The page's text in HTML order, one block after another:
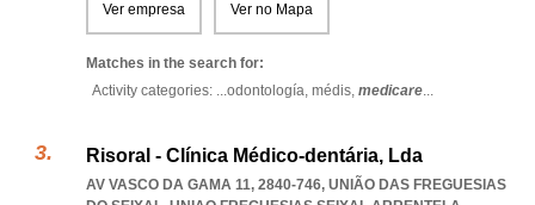
Ver empresa Ver no Mapa
Matches in the search for:
Activity categories: ...odontología, médis, medicare...
Risoral - Clínica Médico-dentária, Lda
AV VASCO DA GAMA 11, 2840-746, UNIÃO DAS FREGUESIAS